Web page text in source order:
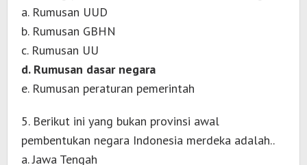
a. Rumusan UUD
b. Rumusan GBHN
c. Rumusan UU
d. Rumusan dasar negara
e. Rumusan peraturan pemerintah
5. Berikut ini yang bukan provinsi awal
pembentukan negara Indonesia merdeka adalah..
a. Jawa Tengah